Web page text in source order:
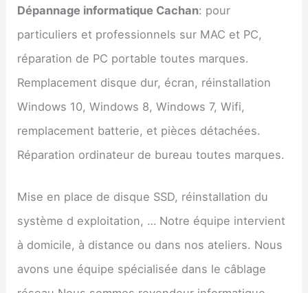
Dépannage informatique Cachan: pour
particuliers et professionnels sur MAC et PC,
réparation de PC portable toutes marques.
Remplacement disque dur, écran, réinstallation
Windows 10, Windows 8, Windows 7, Wifi,
remplacement batterie, et pièces détachées.
Réparation ordinateur de bureau toutes marques.
Mise en place de disque SSD, réinstallation du
système d exploitation, … Notre équipe intervient
à domicile, à distance ou dans nos ateliers. Nous
avons une équipe spécialisée dans le câblage